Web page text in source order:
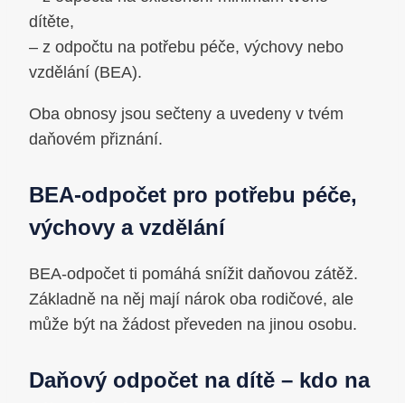
dítěte,
– z odpočtu na potřebu péče, výchovy nebo
vzdělání (BEA).
Oba obnosy jsou sečteny a uvedeny v tvém
daňovém přiznání.
BEA-odpočet pro potřebu péče,
výchovy a vzdělání
BEA-odpočet ti pomáhá snížit daňovou zátěž.
Základně na něj mají nárok oba rodičové, ale
může být na žádost převeden na jinou osobu.
Daňový odpočet na dítě – kdo na